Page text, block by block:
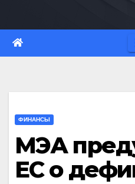
ФИНАНСЫ
МЭА
ЕС о